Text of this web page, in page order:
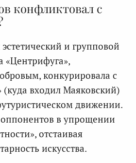
конфликтовал с
и групповой
«Центрифуга»,
конкурировала с
(куда входил Маяковский)
движении.
в упрощении
отстаивая
искусства.